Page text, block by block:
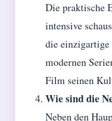
Die praktische
intensive
die
modernen
Film seinen
Wie sind die
Neben den